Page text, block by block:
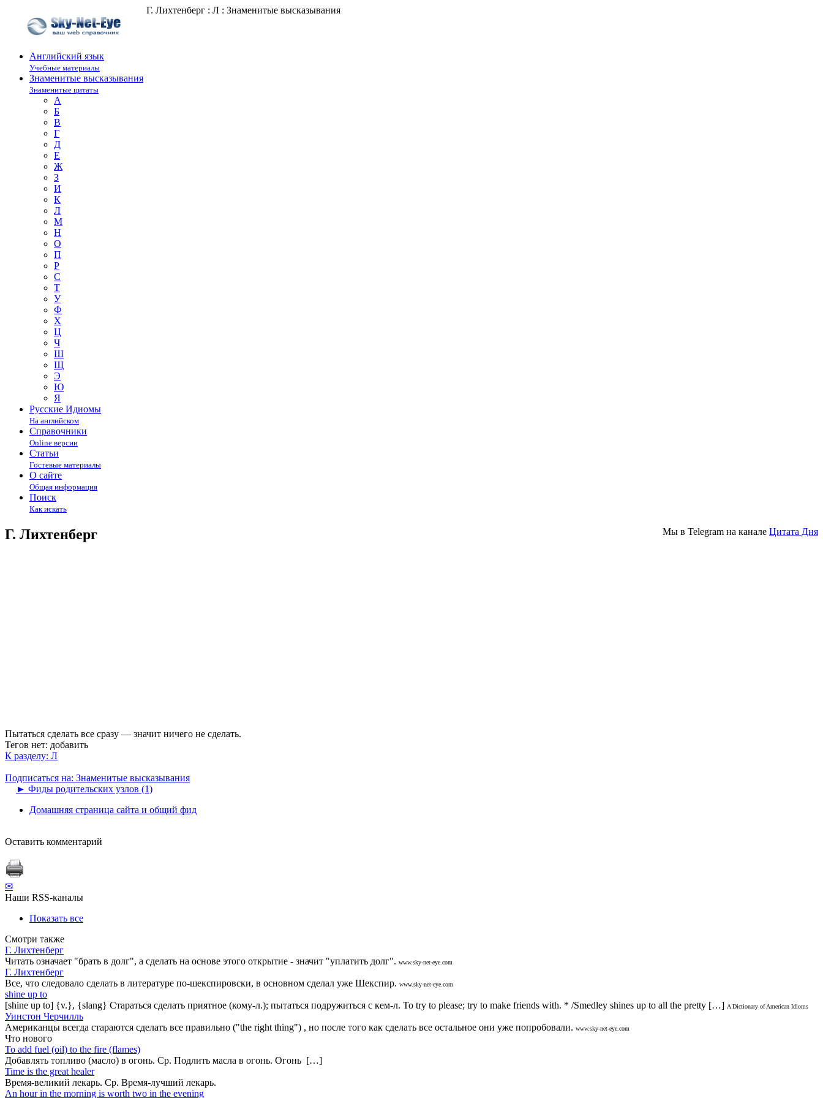
Г. Лихтенберг : Л : Знаменитые высказывания
Английский язык
Учебные материалы
Знаменитые высказывания
Знаменитые цитаты
А
Б
В
Г
Д
Е
Ж
З
И
К
Л
М
Н
О
П
Р
С
Т
У
Ф
Х
Ц
Ч
Ш
Щ
Э
Ю
Я
Русские Идиомы
На английском
Справочники
Online версии
Статьи
Гостевые материалы
О сайте
Общая информация
Поиск
Как искать
Мы в Telegram на канале Цитата Дня
Г. Лихтенберг
Пытаться сделать все сразу — значит ничего не сделать.
Тегов нет: добавить
К разделу: Л
Подписаться на: Знаменитые высказывания
► Фиды родительских узлов (1)
Домашняя страница сайта и общий фид
Оставить комментарий
✉
Наши RSS-каналы
Показать все
Смотри также
Г. Лихтенберг
Читать означает "брать в долг", а сделать на основе этого открытие - значит "уплатить долг". www.sky-net-eye.com
Г. Лихтенберг
Все, что следовало сделать в литературе по-шекспировски, в основном сделал уже Шекспир. www.sky-net-eye.com
shine up to
[shine up to] {v.}, {slang} Стараться сделать приятное (кому-л.); пытаться подружиться с кем-л. To try to please; try to make friends with. * /Smedley shines up to all the pretty […] A Dictionary of American Idioms
Уинстон Черчилль
Американцы всегда стараются сделать все правильно ("the right thing") , но после того как сделать все остальное они уже попробовали. www.sky-net-eye.com
Что нового
То add fuel (oil) to the fire (flames)
Добавлять топливо (масло) в огонь. Ср. Подлить масла в огонь. Огонь […]
Time is the great healer
Время-великий лекарь. Ср. Время-лучший лекарь.
An hour in the morning is worth two in the evening